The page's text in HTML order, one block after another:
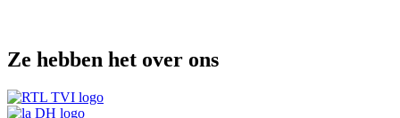
Ze hebben het over ons